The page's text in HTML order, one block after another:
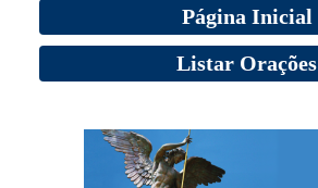
Página Inicial
Listar Orações